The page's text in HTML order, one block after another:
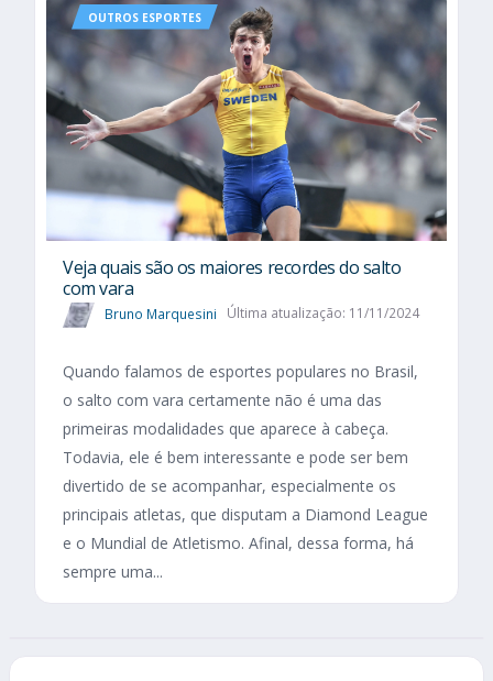
OUTROS ESPORTES
Veja quais são os maiores recordes do salto
com vara
Bruno Marquesini Última atualização: 11/11/2024
Quando falamos de esportes populares no Brasil,
o salto com vara certamente não é uma das
primeiras modalidades que aparece à cabeça.
Todavia, ele é bem interessante e pode ser bem
divertido de se acompanhar, especialmente os
principais atletas, que disputam a Diamond League
e o Mundial de Atletismo. Afinal, dessa forma, há
sempre uma...